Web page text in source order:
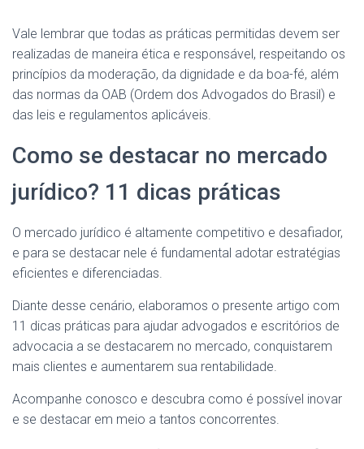
Vale lembrar que todas as práticas permitidas devem ser
realizadas de maneira ética e responsável, respeitando os
princípios da moderação, da dignidade e da boa-fé, além
das normas da OAB (Ordem dos Advogados do Brasil) e
das leis e regulamentos aplicáveis.
Como se destacar no mercado
jurídico? 11 dicas práticas
O mercado jurídico é altamente competitivo e desafiador,
e para se destacar nele é fundamental adotar estratégias
eficientes e diferenciadas.
Diante desse cenário, elaboramos o presente artigo com
11 dicas práticas para ajudar advogados e escritórios de
advocacia a se destacarem no mercado, conquistarem
mais clientes e aumentarem sua rentabilidade.
Acompanhe conosco e descubra como é possível inovar
e se destacar em meio a tantos concorrentes.